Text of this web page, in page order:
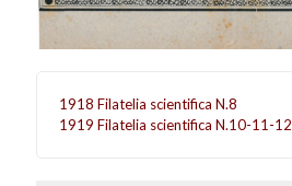
1918 Filatelia scientifica N.8
1919 Filatelia scientifica N.10-11-12